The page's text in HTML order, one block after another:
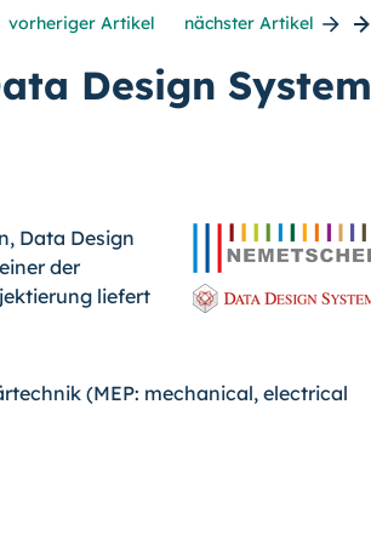
vorheriger Artikel nächster Artikel
Design System
Data Design
der
liefert
(MEP: mechanical, electrical